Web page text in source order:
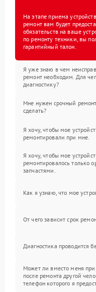
На этапе приема
ремонт вам будет
обязательств на ваше
по ремонту техники, вы
гарантийный талон.
Я уже знаю в чем
ремонт необходим. Для
диагностику?
Мне нужен срочный
сделать?
Я хочу, чтобы мое
ремонтировали при мне.
Я хочу, чтобы мое
ремонтировалось только
запчастями.
Как я узнаю, что мое
От чего зависит срок
Диагностика проводится
Может ли вместо меня
после ремонта другой
телефон которого я